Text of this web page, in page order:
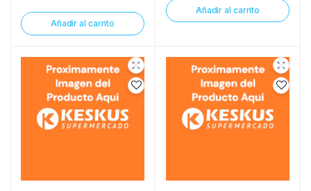
Añadir al carrito
Añadir al carrito